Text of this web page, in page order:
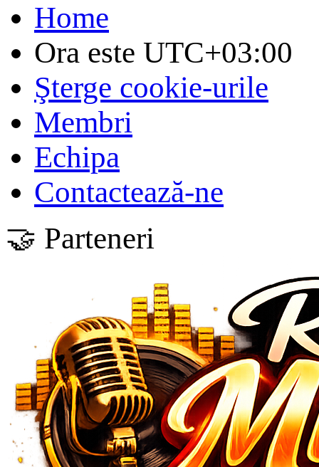
Home
Ora este UTC+03:00
Şterge cookie-urile
Membri
Echipa
Contactează-ne
🤝 Parteneri